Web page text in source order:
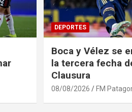
DEPORTES
Boca y Vélez se
la tercera fecha
Clausura
08/08/2026 FM